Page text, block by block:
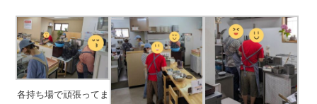
各持ち場で頑張ってま